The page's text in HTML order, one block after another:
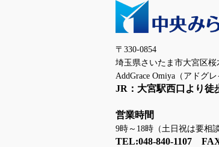
〒330-0854
埼玉県さいたま市大宮区桜
AddGrace Omiya（アドグ
JR：大宮駅西口より徒
営業時間
9時～18時（土日祝は要相談
TEL:048-840-1107